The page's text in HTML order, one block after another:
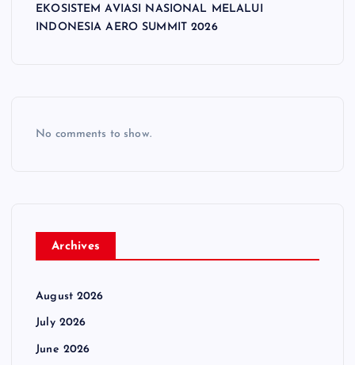
EKOSISTEM AVIASI NASIONAL MELALUI
INDONESIA AERO SUMMIT 2026
No comments to show.
Archives
August 2026
July 2026
June 2026